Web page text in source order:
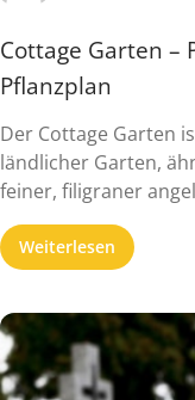
Cottage Garten –
Pflanzplan
Der Cottage Garten
ländlicher Garten,
feiner, filigraner
Weiterlesen